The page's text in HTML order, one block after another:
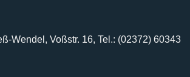
Wendel, Voßstr. 16, Tel.: (02372) 60343